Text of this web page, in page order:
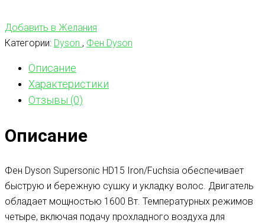
Добавить в Желания
Категории: Dyson , Фен Dyson
Описание
Характеристики
Отзывы (0)
Описание
Фен Dyson Supersonic HD15 Iron/Fuchsia обеспечивает
быструю и бережную сушку и укладку волос. Двигатель
обладает мощностью 1600 Вт. Температурных режимов
четыре, включая подачу прохладного воздуха для